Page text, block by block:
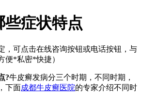
症状特点
，可点击在线咨询按钮或电话按钮，与
便*私密*快捷）
?牛皮癣发病分三个时期，不同时期，
下面成都牛皮癣医院的专家介绍不同时